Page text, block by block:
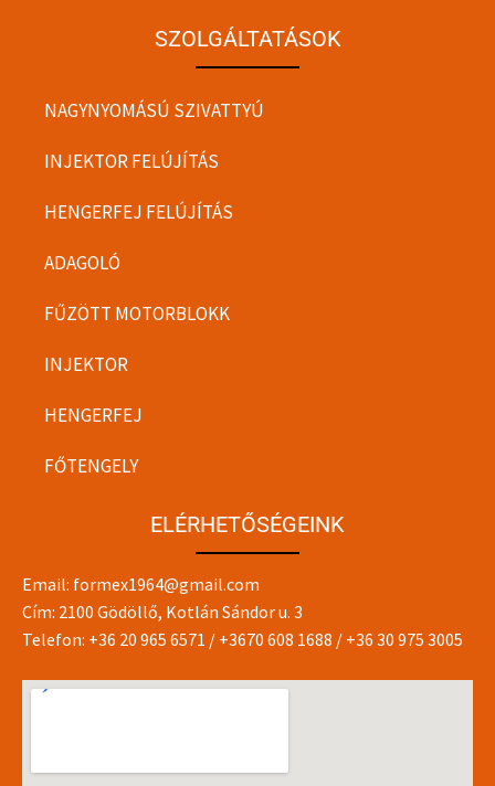
SZOLGÁLTATÁSOK
NAGYNYOMÁSÚ SZIVATTYÚ
INJEKTOR FELÚJÍTÁS
HENGERFEJ FELÚJÍTÁS
ADAGOLÓ
FŰZÖTT MOTORBLOKK
INJEKTOR
HENGERFEJ
FŐTENGELY
ELÉRHETŐSÉGEINK
Email: formex1964@gmail.com
Cím: 2100 Gödöllő, Kotlán Sándor u. 3
Telefon: +36 20 965 6571 / +3670 608 1688 / +36 30 975 3005